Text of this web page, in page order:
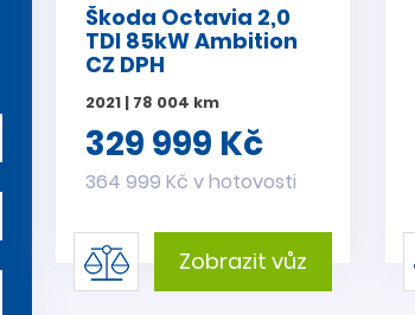
Škoda Octavia 2,0
TDI 85kW Ambition
CZ DPH
2021 | 78 004 km
329 999 Kč
364 999 Kč v hotovosti
Zobrazit vůz